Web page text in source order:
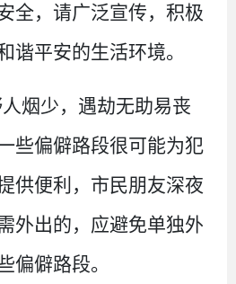
全，请广泛宣传，积极
谐平安的生活环境。
烟少，遇劫无助易丧
些偏僻路段很可能为犯
供便利，市民朋友深夜
外出的，应避免单独外
偏僻路段。